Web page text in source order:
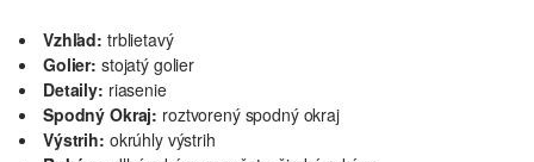
Vzhľad: trblietavý
Golier: stojatý golier
Detaily: riasenie
Spodný Okraj: roztvorený spodný okraj
Výstrih: okrúhly výstrih